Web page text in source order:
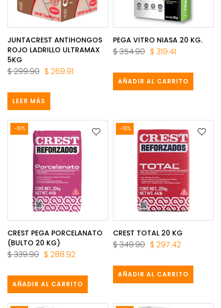
JUNTACREST ANTIHONGOS
ROJO LADRILLO ULTRAMAX
5KG
$ 299.90 $ 269.91
LEER MÁS
PEGA VITRO NIASA 20 KG.
$ 354.90 $ 319.41
AÑADIR AL CARRITO
-15%
CREST PEGA PORCELANATO
(BULTO 20 KG)
$ 339.90 $ 288.92
AÑADIR AL CARRITO
-15%
CREST TOTAL 20 KG
$ 349.90 $ 297.42
AÑADIR AL CARRITO